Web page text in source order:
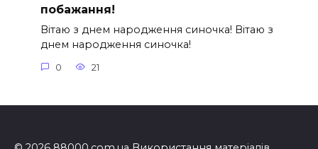
побажання!
Вітаю з днем народження синочка! Вітаю з
днем народження синочка!
0 21